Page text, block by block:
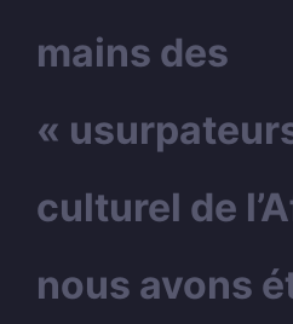
mains des
«
culturel de
nous avons